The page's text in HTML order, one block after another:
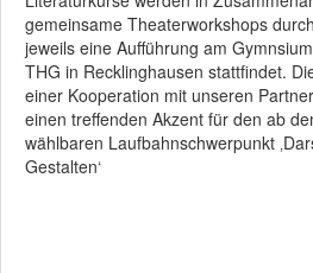
gemeinsame Theaterworkshops
jeweils eine Aufführung am
THG in Recklinghausen stattfindet.
einer Kooperation mit unseren
einen treffenden Akzent für den ab
wählbaren Laufbahnschwerpunkt
Gestalten‘